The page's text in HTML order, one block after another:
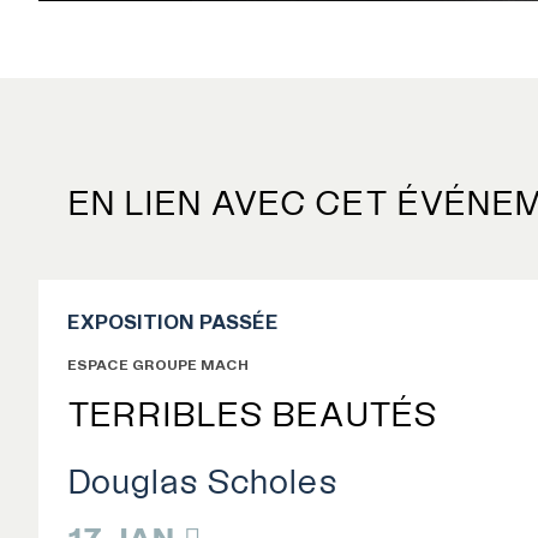
EN LIEN AVEC CET
TERRIBLES BEAUTÉS
EXPOSITION PASSÉE
ESPACE GROUPE MACH
Douglas Scholes